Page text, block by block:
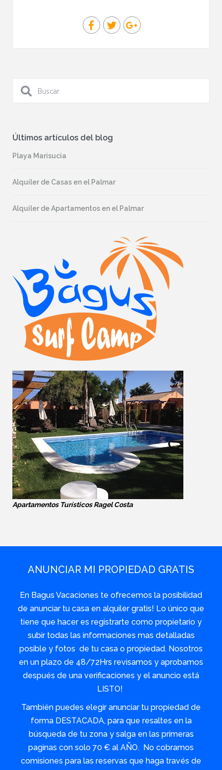
Últimos artículos del blog
Playa Marisucia
Alquiler de Casas en el Palmar
Alquiler de Apartamentos en el Palmar
Apartamentos Turísticos Ragel Costa
ANUNCIAR MI PROPIEDAD GRATIS
En Bagus Vacaciones te ofrecemos la posibilidad
de anunciar tu casa en alquiler gratis! Lo único que
tiene que hacer es registrarte como propietario y
subir todas las informaciones mas detalladas
posible y fotos de tu casa o propiedad. Nosotros
en un plazo de 48/72Hrs revisamos y aprobamos
después de una verificaciones y el anuncio está
LISTO!
También puedes elegir anunciar tu propiedad de
forma DESTACADA, para que resaltes en la
búsqueda de tu zona y salga en las primeras
paginas con solo 70 € al AÑO. No cobramos
comisiones para las reservas que haga través de